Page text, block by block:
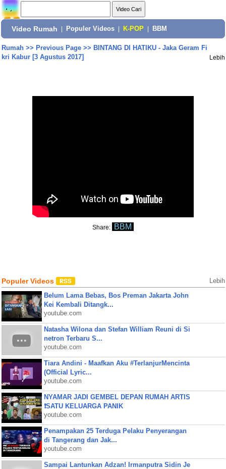
Video Rumah Populer Videos K-POP BBM
Rumah>> Previous Page>> BINTANG DI HATIKU - Jaka Geram Fi
kri Kabur [3 Agustus 2017]
Lebih
Share: BBM
Populer Videos Lebih
Belum Lama Bebas, Bos Preman Jakarta John
Kei Kembali Ditangk...
youtube.com
Natasha Wilona dan Stefan William Reuni di Si
netron Terbaru S...
youtube.com
Tiara Andini - Maafkan Aku #TerlanjurMencinta
(Official Lyric...
youtube.com
NYAMAR JADI GEMBEL DEPAN RUMAH ARTIS
❗SATU KELUARGA PANIK
youtube.com
Penampakan 25 Terduga Pelaku Penyerangan
di Tangerang dan Jak...
youtube.com
Sampai Lantunkan Adzan! Irmanputra Sidin Je